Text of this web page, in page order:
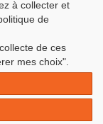
Terre-Plein du
35
à collecter et
de
de ces
mes choix".